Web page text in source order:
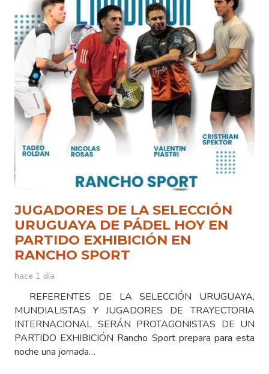
JUGADORES DE LA SELECCIÓN
URUGUAYA DE PÁDEL HOY EN
PARTIDO EXHIBICIÓN EN
RANCHO SPORT
hace 1 día
REFERENTES DE LA SELECCIÓN URUGUAYA,
MUNDIALISTAS Y JUGADORES DE TRAYECTORIA
INTERNACIONAL SERÁN PROTAGONISTAS DE UN
PARTIDO EXHIBICIÓN Rancho Sport prepara para esta
noche una jornada…